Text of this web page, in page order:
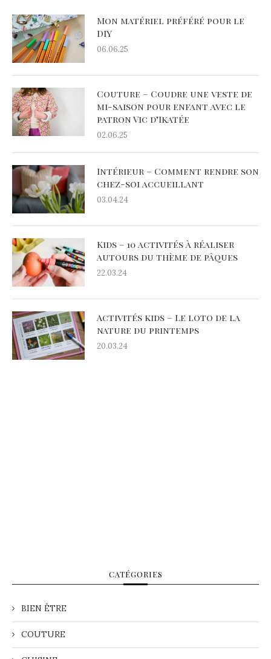
Mon matériel préféré pour le
DIY
06.06.25
Couture – Coudre une veste de
mi-saison pour enfant avec le
patron Vic d’Ikatée
02.06.25
Intérieur – Comment rendre son
chez-soi accueillant
03.04.24
Kids – 10 activités à réaliser
autours du thème de pâques
22.03.24
Activités kids – Le loto de la
nature du printemps
20.03.24
CATÉGORIES
BIEN ÊTRE
COUTURE